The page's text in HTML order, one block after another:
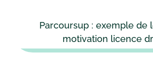
Parcoursup : exemple de
motivation licence